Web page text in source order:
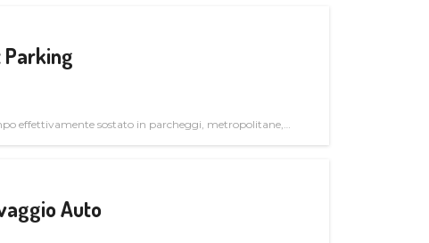
effettivamente sostato in parcheggi, metropolitane,
Auto